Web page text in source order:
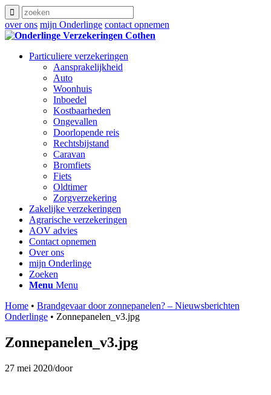
over ons mijn Onderlinge contact opnemen
Particuliere verzekeringen
Aansprakelijkheid
Auto
Woonhuis
Inboedel
Kostbaarheden
Ongevallen
Doorlopende reis
Rechtsbijstand
Caravan
Bromfiets
Fiets
Oldtimer
Zorgverzekering
Zakelijke verzekeringen
Agrarische verzekeringen
AOV advies
Contact opnemen
Over ons
mijn Onderlinge
Zoeken
Menu Menu
Home • Brandgevaar door zonnepanelen? – Nieuwsberichten
Onderlinge • Zonnepanelen_v3.jpg
Zonnepanelen_v3.jpg
27 mei 2020/door